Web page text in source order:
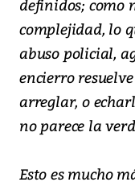
definidos; como
complejidad, lo
abuso policial,
encierro
arreglar, o
no parece la
Esto es mucho